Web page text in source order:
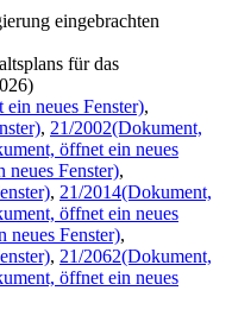
eingebrachten
für das
neues Fenster),
, 21/2002(Dokument,
öffnet ein neues
Fenster),
, 21/2014(Dokument,
öffnet ein neues
neues Fenster),
, 21/2062(Dokument,
öffnet ein neues